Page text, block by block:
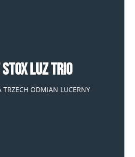
Stox Luz Trio
TRZECH ODMIAN LUCERNY